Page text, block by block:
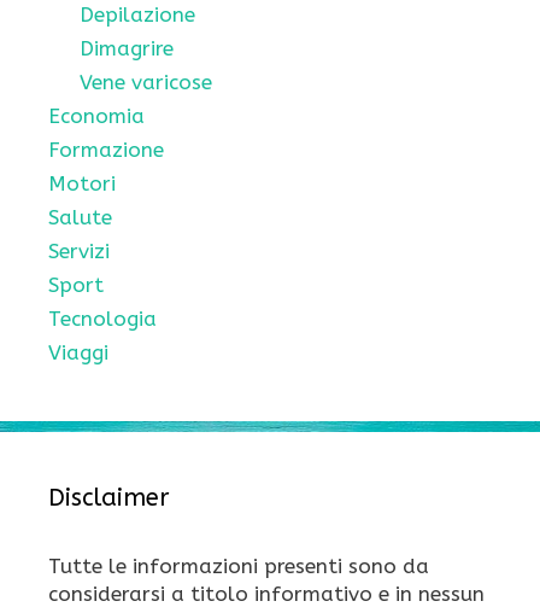
Depilazione
Dimagrire
Vene varicose
Economia
Formazione
Motori
Salute
Servizi
Sport
Tecnologia
Viaggi
Disclaimer
Tutte le informazioni presenti sono da
considerarsi a titolo informativo e in nessun